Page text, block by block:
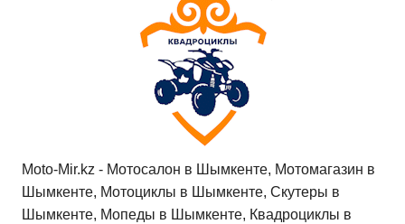
Moto-Mir.kz - Мотосалон в Шымкенте, Мотомагазин в
Шымкенте, Мотоциклы в Шымкенте, Скутеры в
Шымкенте, Мопеды в Шымкенте, Квадроциклы в